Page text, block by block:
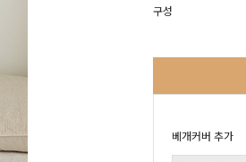
구성
베개커버 추가